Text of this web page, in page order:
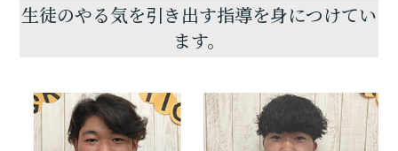
生徒のやる気を引き出す指導を身につけてい
ます。